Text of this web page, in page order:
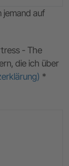
jemand auf
- The
die ich über
*